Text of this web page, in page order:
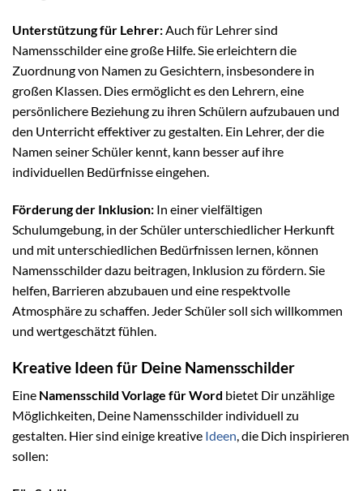
Unterstützung für Lehrer:Auch für Lehrer sind
Namensschilder eine große Hilfe. Sie erleichtern die
Zuordnung von Namen zu Gesichtern, insbesondere in
großen Klassen. Dies ermöglicht es den Lehrern, eine
persönlichere Beziehung zu ihren Schülern aufzubauen und
den Unterricht effektiver zu gestalten. Ein Lehrer, der die
Namen seiner Schüler kennt, kann besser auf ihre
individuellen Bedürfnisse eingehen.
Förderung der Inklusion: In einer vielfältigen
Schulumgebung, in der Schüler unterschiedlicher Herkunft
und mit unterschiedlichen Bedürfnissen lernen, können
Namensschilder dazu beitragen, Inklusion zu fördern. Sie
helfen, Barrieren abzubauen und eine respektvolle
Atmosphäre zu schaffen. Jeder Schüler soll sich willkommen
und wertgeschätzt fühlen.
Kreative Ideen für Deine Namensschilder
Eine Namensschild Vorlage für Word bietet Dir unzählige
Möglichkeiten, Deine Namensschilder individuell zu
gestalten. Hier sind einige kreative Ideen, die Dich inspirieren
sollen: